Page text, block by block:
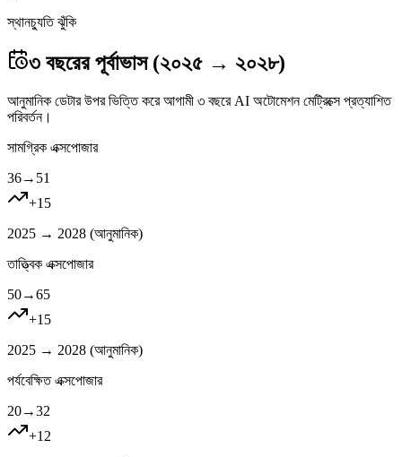
স্থানচ্যুতি ঝুঁকি
৩ বছরের পূর্বাভাস (২০২৫ → ২০২৮)
আনুমানিক ডেটার উপর ভিত্তি করে আগামী ৩ বছরে AI অটোমেশন মেট্রিক্সে প্রত্যাশিত
পরিবর্তন।
সামগ্রিক এক্সপোজার
36→ 51
+15
2025 → 2028 (আনুমানিক)
তাত্ত্বিক এক্সপোজার
50→65
+15
2025 → 2028 (আনুমানিক)
পর্যবেক্ষিত এক্সপোজার
20→32
+12